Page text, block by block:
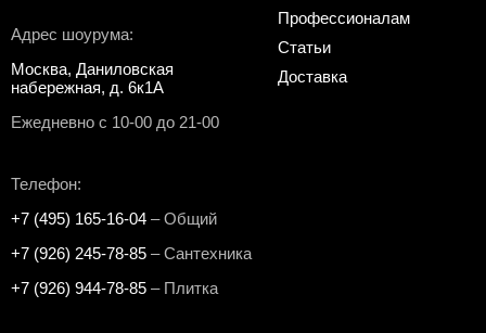
Адрес шоурума:
Москва, Даниловская
набережная, д. 6к1А
Ежедневно с 10-00 до 21-00
Телефон:
+7 (495) 165-16-04 – Общий
+7 (926) 245-78-85 – Сантехника
+7 (926) 944-78-85 – Плитка
Профессионалам
Статьи
Доставка